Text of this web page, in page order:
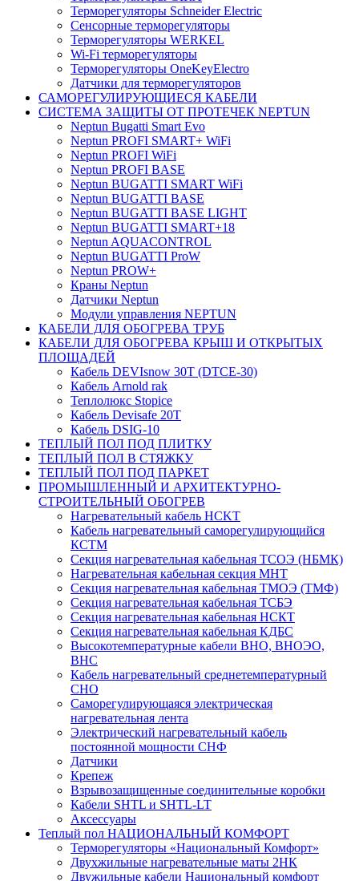
Терморегуляторы Schneider Electric
Сенсорные терморегуляторы
Терморегуляторы WERKEL
Wi-Fi терморегуляторы
Терморегуляторы OneKeyElectro
Датчики для терморегуляторов
САМОРЕГУЛИРУЮЩИЕСЯ КАБЕЛИ
СИСТЕМА ЗАЩИТЫ ОТ ПРОТЕЧЕК NEPTUN
Neptun Bugatti Smart Evo
Neptun PROFI SMART+ WiFi
Neptun PROFI WiFi
Neptun PROFI BASE
Neptun BUGATTI SMART WiFi
Neptun BUGATTI BASE
Neptun BUGATTI BASE LIGHT
Neptun BUGATTI SMART+18
Neptun AQUACONTROL
Neptun BUGATTI ProW
Neptun PROW+
Краны Neptun
Датчики Neptun
Модули управления NEPTUN
КАБЕЛИ ДЛЯ ОБОГРЕВА ТРУБ
КАБЕЛИ ДЛЯ ОБОГРЕВА КРЫШ И ОТКРЫТЫХ
ПЛОЩАДЕЙ
Кабель DEVIsnow 30Т (DTCE-30)
Кабель Arnold rak
Теплолюкс Stopice
Кабель Devisafe 20T
Кабель DSIG-10
ТЕПЛЫЙ ПОЛ ПОД ПЛИТКУ
ТЕПЛЫЙ ПОЛ В СТЯЖКУ
ТЕПЛЫЙ ПОЛ ПОД ПАРКЕТ
ПРОМЫШЛЕННЫЙ И АРХИТЕКТУРНО-
СТРОИТЕЛЬНЫЙ ОБОГРЕВ
Нагревательный кабель НCKТ
Кабель нагревательный саморегулирующийся
КСТМ
Секция нагревательная кабельная ТСОЭ (НБМК)
Нагревательная кабельная секция МНТ
Секция нагревательная кабельная ТМОЭ (ТМФ)
Секция нагревательная кабельная ТСБЭ
Секция нагревательная кабельная НСКТ
Секция нагревательная кабельная КДБС
Высокотемпературные кабели ВНО, ВНОЭО,
ВНС
Кабель нагревательный среднетемпературный
СНО
Саморегулирующаяся электрическая
нагревательная лента
Электрический нагревательный кабель
постоянной мощности СНФ
Датчики
Крепеж
Взрывозащищенные соединительные коробки
Кабели SHTL и SHTL-LT
Аксессуары
Теплый пол НАЦИОНАЛЬНЫЙ КОМФОРТ
Терморегуляторы «Национальный Комфорт»
Двухжильные нагревательные маты 2НК
Двужильные кабели Национальный комфорт